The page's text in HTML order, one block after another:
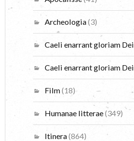
Archeologia(3)
Caeli enarrant gloriam Dei
Caeli enarrant gloriam Dei
Film(18)
Humanae litterae(349)
Itinera(864)